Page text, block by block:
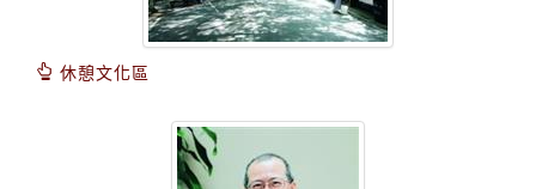
休憩文化區